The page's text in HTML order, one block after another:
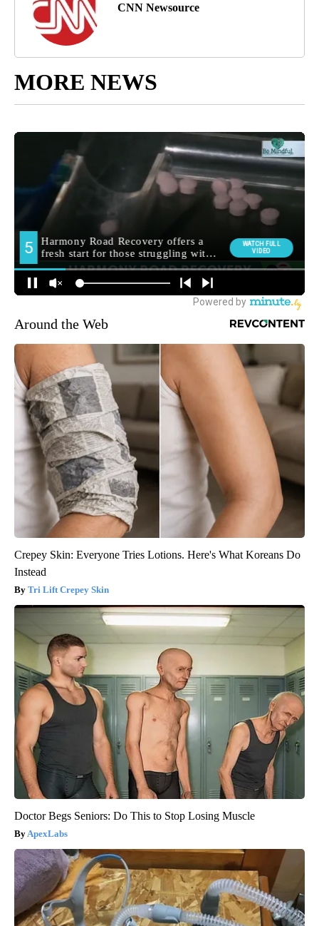
CNN Newsource
MORE NEWS
Around the Web
Crepey Skin: Everyone Tries Lotions. Here's What Koreans Do
Instead
Tri Lift Crepey Skin
Doctor Begs Seniors: Do This to Stop Losing Muscle
ApexLabs